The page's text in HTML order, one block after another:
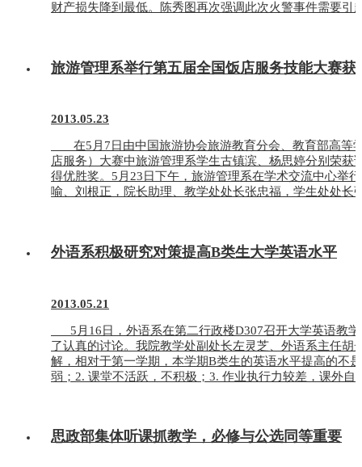
财产损失降到最低。陈秀图再次强调此次火警事件需要引
旅游管理系举行第五届全国饭店服务技能大赛获
2013.05.23
在5月7日由中国旅游协会旅游教育分会、教育部高等
店服务）大赛中旅游管理系学生古镇滨、杨思婷分别荣
得优胜奖。5月23日下午，旅游管理系在学术交流中心举
喻、刘根正，院长助理、教学处处长张忠福，学生处处
外语系积极研究对策提高B类生大学英语水平
2013.05.21
5月16日，外语系在第二行政楼D307召开大学英语教
了认真的讨论。我院教学处副处长左灵芝、外语系主
解，相对于第一学期，本学期B类生的英语水平提高的不
弱；2. 课堂不活跃，不积极；3. 作业执行力较差，课外
思政部集体听课抓教学，必修与公选同等重要